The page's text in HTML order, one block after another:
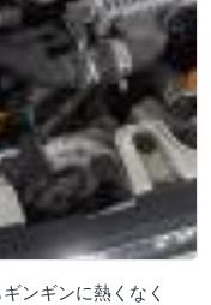
ンギンに熱くなく